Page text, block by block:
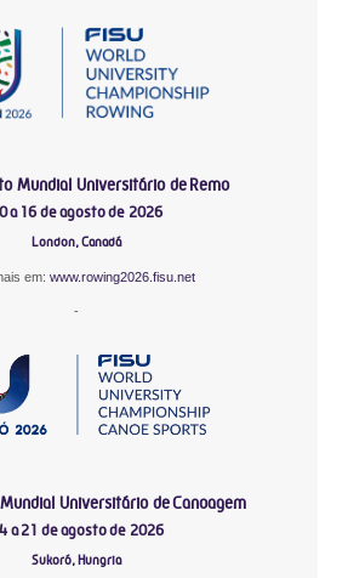
Mundial Universitário de Remo
a 16 de agosto de 2026
London, Canadá
em: www.rowing2026.fisu.net
-
Universitário de Canoagem
a 21 de agosto de 2026
Sukoró, Hungria